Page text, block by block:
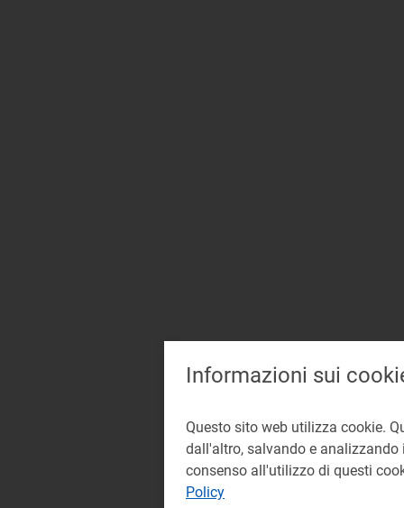
Informazioni sui
Questo sito web utilizza cookie.
dall'altro, salvando e
consenso all'utilizzo di questi
Policy